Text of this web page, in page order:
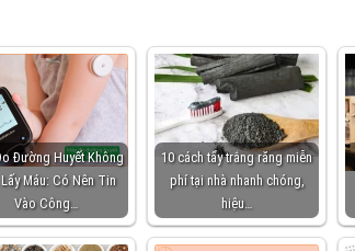
Đường Huyết Không
Máu: Có Nên Tin
Vào Công…
10 cách tẩy trắng răng miễn
phí tại nhà nhanh chóng,
hiệu…